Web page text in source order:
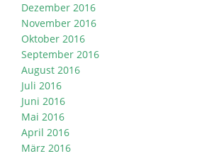
Dezember 2016
November 2016
Oktober 2016
September 2016
August 2016
Juli 2016
Juni 2016
Mai 2016
April 2016
März 2016